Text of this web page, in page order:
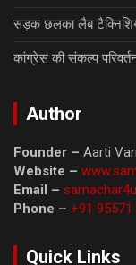
सड़क छलका लैब
कांग्रेस की संकल्प
Author
Founder – Aarti
Website –
Email –
Phone – +91 95571
Quick Links